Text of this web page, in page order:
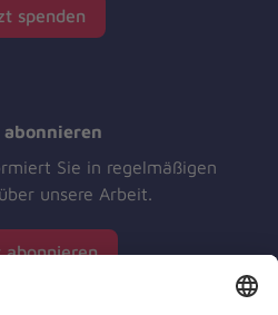
spenden
Sie in regelmäßigen
unsere Arbeit.
abonnieren